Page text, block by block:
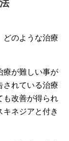
どのような治療
療が難しい事が
されている治療
も改善が得られ
ネジアと付き